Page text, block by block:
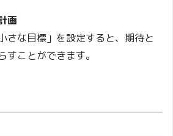
画
さな目標」を設定すると、期待と
ことができます。